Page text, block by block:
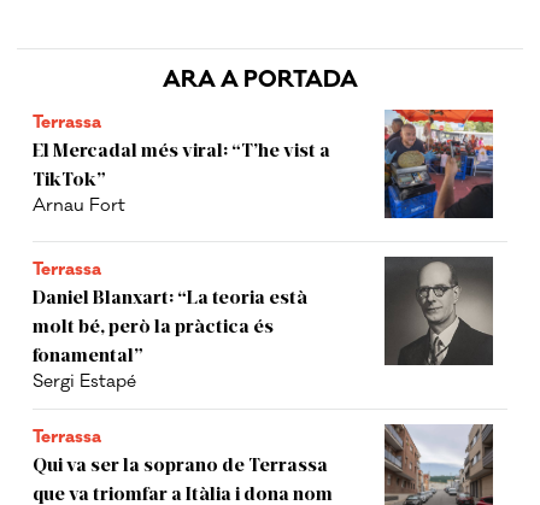
ARA A PORTADA
Terrassa
El Mercadal més viral: “T’he vist a
TikTok”
Arnau Fort
Terrassa
Daniel Blanxart: “La teoria està
molt bé, però la pràctica és
fonamental”
Sergi Estapé
Terrassa
Qui va ser la soprano de Terrassa
que va triomfar a Itàlia i dona nom